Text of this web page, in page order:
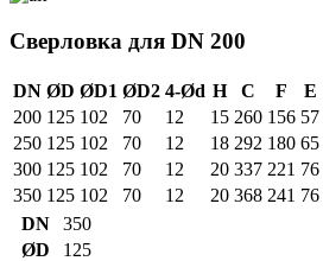
Сверловка для DN 200
DN ØD ØD1 ØD2 4-Ød H C F E
200 125 102 70 12 15 260 156 57
250 125 102 70 12 18 292 180 65
300 125 102 70 12 20 337 221 76
350 125 102 70 12 20 368 241 76
DN
350
ØD
125